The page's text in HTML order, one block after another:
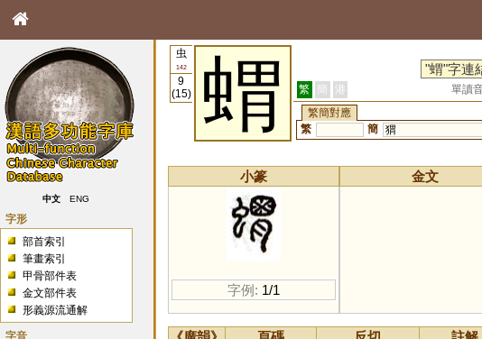
中文 ENG
字形
部首索引
筆畫索引
甲骨部件表
金文部件表
形義源流通解
字音
虫
142
9
(15)
蝟 繁 簡 港
單讀
繁簡對應
繁
簡 猬
小篆
字例: 1/1
金文